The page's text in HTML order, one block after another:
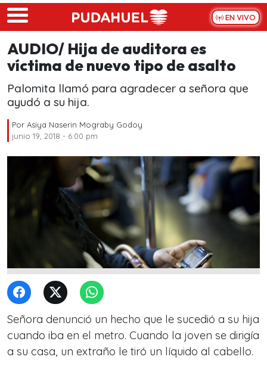
Skip to main content
EN VIVO
AUDIO/ Hija de auditora es
víctima de nuevo tipo de asalto
Palomita llamó para agradecer a señora que
ayudó a su hija.
Por Asiya Naserin Mograby Godoy
junio 19, 2018 - 6:00 pm
Señora denunció un hecho que le sucedió a su hija
cuando iba en el metro. Cuando la joven se dirigía
a su casa, un extraño le tiró un líquido al cabello.